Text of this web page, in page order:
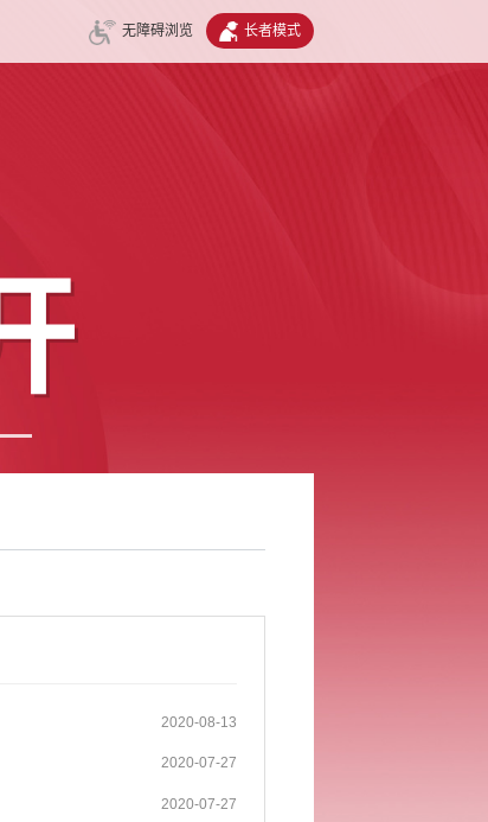
无障碍浏览 长者模式
2020-08-13
2020-07-27
2020-07-27